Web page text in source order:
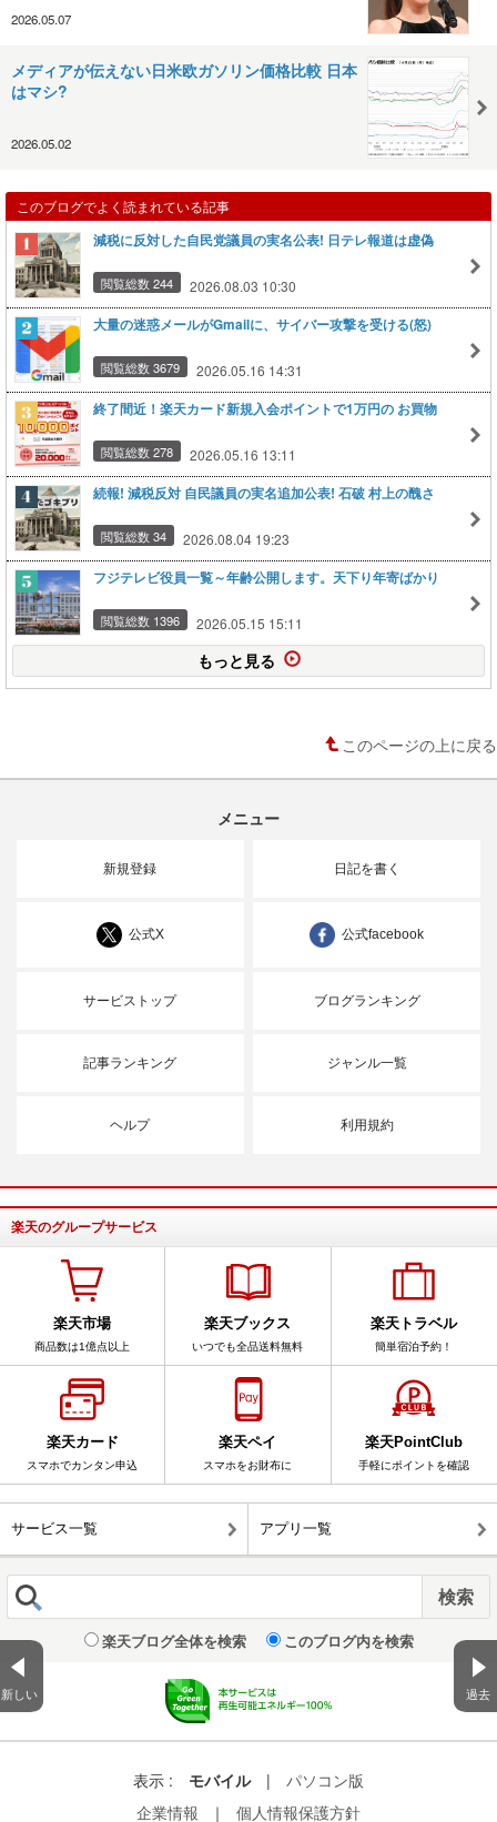
新しい 過去
2026.05.07
メディアが伝えない日米欧ガソリン価格比較 日本
はマシ?
2026.05.02
このブログでよく読まれている記事
減税に反対した自民党議員の実名公表! 日テレ報道は虚偽
閲覧総数 244 2026.08.03 10:30
大量の迷惑メールがGmailに、サイバー攻撃を受ける(怒)
閲覧総数 3679 2026.05.16 14:31
終了間近！楽天カード新規入会ポイントで1万円の お買物
閲覧総数 278 2026.05.16 13:11
続報! 減税反対 自民議員の実名追加公表! 石破 村上の醜さ
閲覧総数 34 2026.08.04 19:23
フジテレビ役員一覧～年齢公開します。天下り年寄ばかり
閲覧総数 1396 2026.05.15 15:11
もっと見る
このページの上に戻る
メニュー
新規登録 日記を書く
公式X 公式facebook
サービストップ ブログランキング
記事ランキング ジャンル一覧
ヘルプ 利用規約
楽天のグループサービス
楽天市場
商品数は1億点以上
楽天ブックス
いつでも全品送料無料
楽天トラベル
簡単宿泊予約！
楽天カード
スマホでカンタン申込
楽天ペイ
スマホをお財布に
楽天PointClub
手軽にポイントを確認
サービス一覧 アプリ一覧
楽天ブログ全体を検索 このブログ内を検索
表示 : モバイル |
パソコン版
企業情報
｜ 個人情報保護方針